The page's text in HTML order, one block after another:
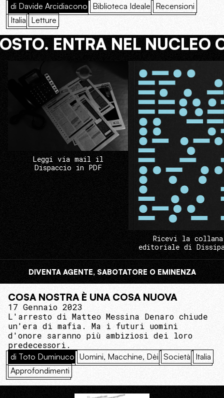
di Davide Arcidiacono Biblioteca Ideale Recensioni
Italia Letture
ENTRA NEL NUCLEO
Leggi via mail il
Dispaccio in PDF
Ricevi la collana
editoriale di
DIVENTA AGENTE, SABOTATORE O EMINENZA
COSA NOSTRA È UNA COSA NUOVA
17 Gennaio 2023
L'arresto di Matteo Messina Denaro chiude
un'era di mafia. Ma i futuri uomini
d'onore saranno più ambiziosi dei loro
predecessori.
di Toto Duminuco Uomini, Macchine, Dèi Società Italia
Approfondimenti